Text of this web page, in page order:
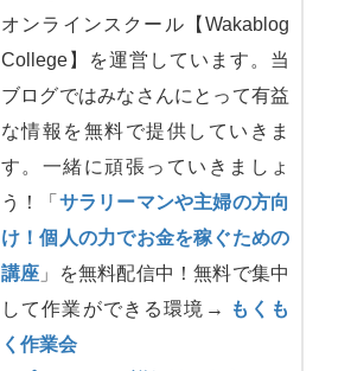
オンラインスクール【Wakablog
College】を運営しています。当
ブログではみなさんにとって有益
な情報を無料で提供していきま
す。一緒に頑張っていきましょ
う！「 サラリーマンや主婦の方向
け！個人の力でお金を稼ぐための
講座 」を無料配信中！無料で集中
して作業ができる環境→
もくも
く作業会